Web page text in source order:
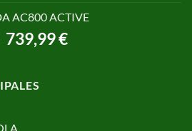
era:
582,46 €.
es:
484,99 €.
AC800 ACTIVE
El
precio
era:
899,00 €.
739,99€El
precio